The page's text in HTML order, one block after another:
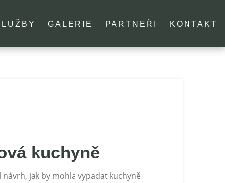
GALERIE PARTNEŘI KONTAKT
kuchyně
jak by mohla vypadat kuchyně